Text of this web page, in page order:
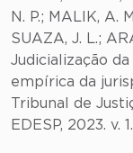
N. P.; MALIK, A.
SUAZA, J. L.;
Judicialização
empírica da
Tribunal de
EDESP, 2023. v.